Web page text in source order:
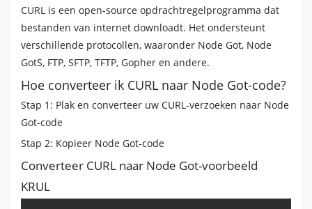
CURL is een open-source opdrachtregelprogramma dat
bestanden van internet downloadt. Het ondersteunt
verschillende protocollen, waaronder Node Got, Node
GotS, FTP, SFTP, TFTP, Gopher en andere.
Hoe converteer ik CURL naar Node Got-code?
Stap 1: Plak en converteer uw CURL-verzoeken naar Node
Got-code
Stap 2: Kopieer Node Got-code
Converteer CURL naar Node Got-voorbeeld
KRUL